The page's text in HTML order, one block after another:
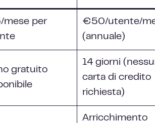
mese per
€50/utente/
(annuale)
gratuito
14 giorni
carta di credito
richiesta)
Arricchimento